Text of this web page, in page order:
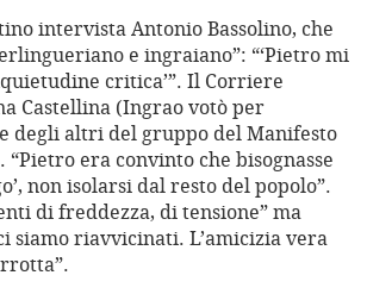
intervista Antonio Bassolino, che
e ingraiano”: “‘Pietro mi
critica’”. Il Corriere
Castellina (Ingrao votò per
e degli altri del gruppo del Manifesto
“Pietro era convinto che bisognasse
non isolarsi dal resto del popolo”.
di freddezza, di tensione” ma
siamo riavvicinati. L’amicizia vera